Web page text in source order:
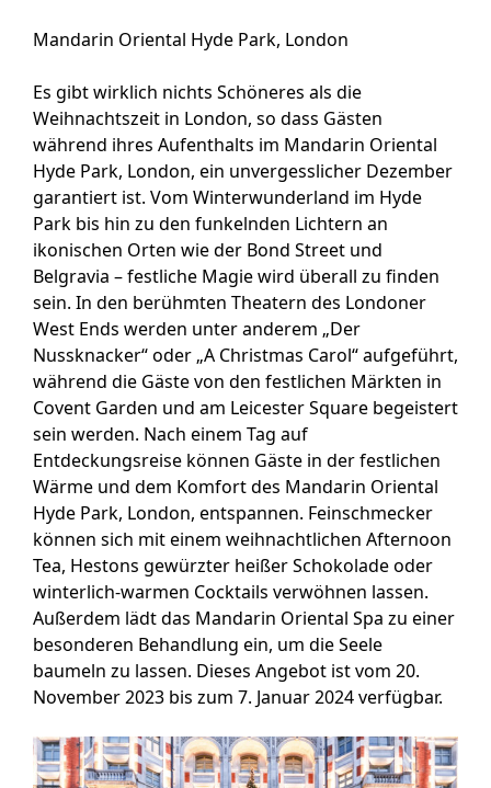
Mandarin Oriental Hyde Park, London
Es gibt wirklich nichts Schöneres als die
Weihnachtszeit in London, so dass Gästen
während ihres Aufenthalts im Mandarin Oriental
Hyde Park, London, ein unvergesslicher Dezember
garantiert ist. Vom Winterwunderland im Hyde
Park bis hin zu den funkelnden Lichtern an
ikonischen Orten wie der Bond Street und
Belgravia – festliche Magie wird überall zu finden
sein. In den berühmten Theatern des Londoner
West Ends werden unter anderem „Der
Nussknacker“ oder „A Christmas Carol“ aufgeführt,
während die Gäste von den festlichen Märkten in
Covent Garden und am Leicester Square begeistert
sein werden. Nach einem Tag auf
Entdeckungsreise können Gäste in der festlichen
Wärme und dem Komfort des Mandarin Oriental
Hyde Park, London, entspannen. Feinschmecker
können sich mit einem weihnachtlichen Afternoon
Tea, Hestons gewürzter heißer Schokolade oder
winterlich-warmen Cocktails verwöhnen lassen.
Außerdem lädt das Mandarin Oriental Spa zu einer
besonderen Behandlung ein, um die Seele
baumeln zu lassen. Dieses Angebot ist vom 20.
November 2023 bis zum 7. Januar 2024 verfügbar.